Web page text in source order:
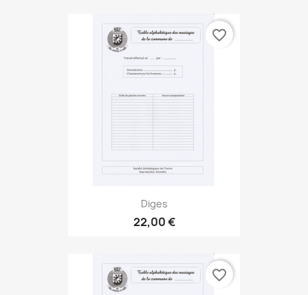
Diges
22,00 €
favorite_border
favorite_border